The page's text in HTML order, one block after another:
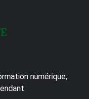
numérique,